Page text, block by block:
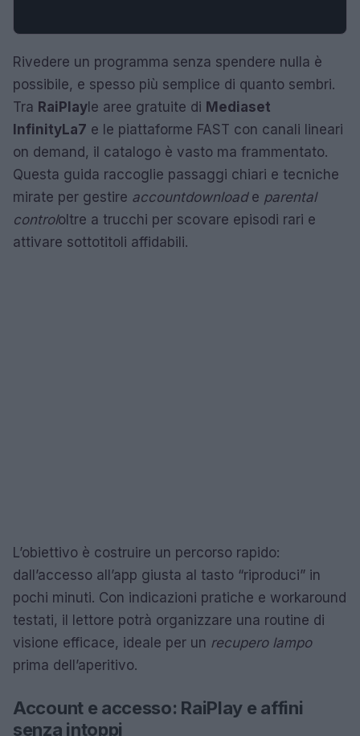
Rivedere un programma senza spendere nulla è
possibile, e spesso più semplice di quanto sembri.
Tra RaiPlay le aree gratuite di Mediaset
InfinityLa7 e le piattaforme FAST con canali lineari
on demand, il catalogo è vasto ma frammentato.
Questa guida raccoglie passaggi chiari e tecniche
mirate per gestire accountdownloade parental
controloltre a trucchi per scovare episodi rari e
attivare sottotitoli affidabili.
L’obiettivo è costruire un percorso rapido:
dall’accesso all’app giusta al tasto “riproduci” in
pochi minuti. Con indicazioni pratiche e workaround
testati, il lettore potrà organizzare una routine di
visione efficace, ideale per un recupero lampo
prima dell’aperitivo.
Account e accesso: RaiPlay e affini
senza intoppi